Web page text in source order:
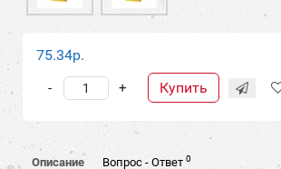
75.34р.
+
- Купить
Описание Вопрос - Ответ 0